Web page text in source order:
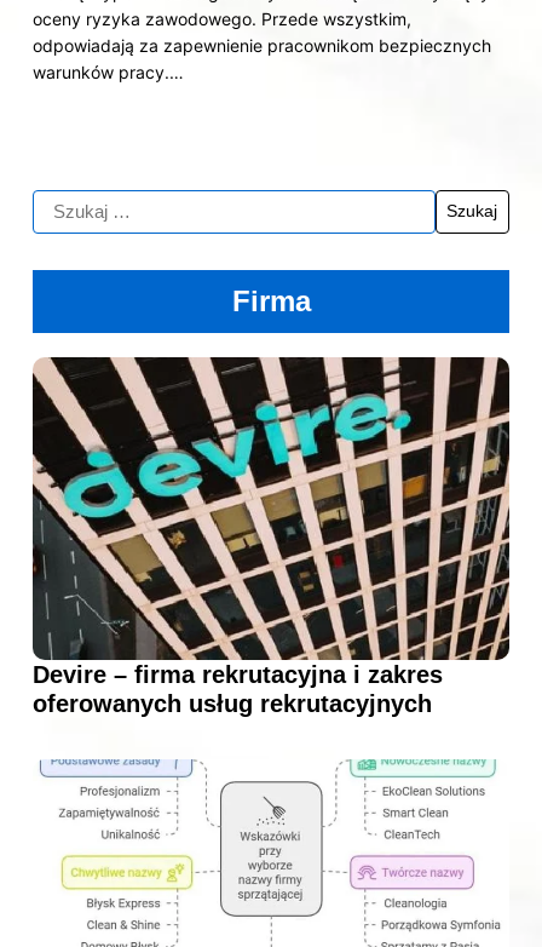
oceny ryzyka zawodowego. Przede wszystkim,
odpowiadają za zapewnienie pracownikom bezpiecznych
warunków pracy.…
Firma
Devire – firma rekrutacyjna i zakres
oferowanych usług rekrutacyjnych